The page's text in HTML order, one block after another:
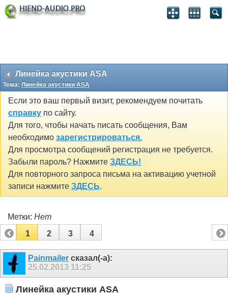
Линейка акустики ASA
Тема: Линейка акустики ASA
Если это ваш первый визит, рекомендуем почитать
справку по сайту.
Для того, чтобы начать писать сообщения, Вам
необходимо зарегистрироваться.
Для просмотра сообщений регистрация не требуется.
Забыли пароль? Нажмите ЗДЕСЬ!
Для повторного запроса письма на активацию учетной
записи нажмите ЗДЕСЬ.
Метки: Нет
1
2 3 4
Painmailer сказал(-а):
25.02.2013 11:25
Линейка акустики ASA